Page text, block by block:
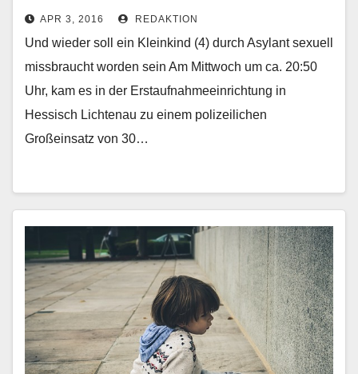
APR 3, 2016 REDAKTION
Und wieder soll ein Kleinkind (4) durch Asylant sexuell
missbraucht worden sein Am Mittwoch um ca. 20:50
Uhr, kam es in der Erstaufnahmeeinrichtung in
Hessisch Lichtenau zu einem polizeilichen
Großeinsatz von 30…